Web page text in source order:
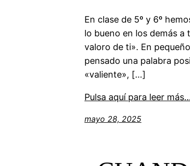
En clase de 5º y 6º
lo bueno en los demás a
valoro de ti». En
pensado una palabra
«valiente», […]
Pulsa aquí para leer
mayo 28, 2025